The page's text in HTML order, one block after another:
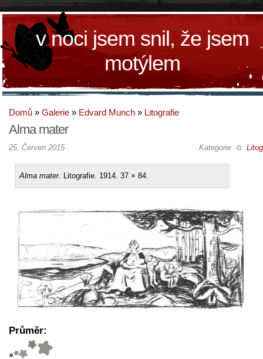
v noci jsem snil, že jsem
motýlem
Domů » Galerie » Edvard Munch » Litografie
Alma mater
Kategorie
25. Červen 2015
Alma mater. Litografie. 1914. 37 × 84.
Průměr: